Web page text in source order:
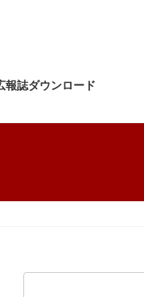
報誌ダウンロード